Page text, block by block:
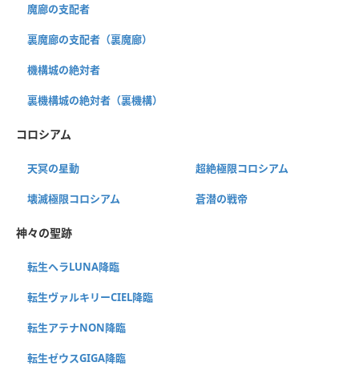
魔廊の支配者
裏魔廊の支配者（裏魔廊）
機構城の絶対者
裏機構城の絶対者（裏機構）
コロシアム
天冥の星動 超絶極限コロシアム
壊滅極限コロシアム 蒼潜の戦帝
神々の聖跡
転生ヘラLUNA降臨
転生ヴァルキリーCIEL降臨
転生アテナNON降臨
転生ゼウスGIGA降臨